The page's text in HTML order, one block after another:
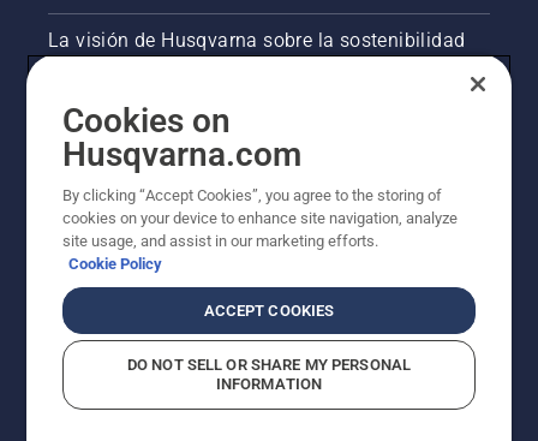
La visión de Husqvarna sobre la sostenibilidad
Otros sitios de Husqvarna
© Husqvarna AB (publ). Todos los derechos
Cookies on
Husqvarna.com
By clicking “Accept Cookies”, you agree to the storing of
cookies on your device to enhance site navigation, analyze
site usage, and assist in our marketing efforts.
Cookie Policy
ACCEPT COOKIES
DO NOT SELL OR SHARE MY PERSONAL
INFORMATION